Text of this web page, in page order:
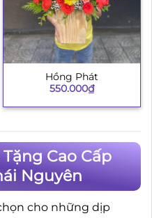
Hồng Phát
550.000₫
Cao Cấp
Nguyên
cho những dịp